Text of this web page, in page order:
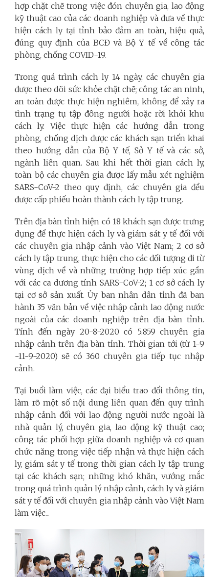
hợp chặt chẽ trong việc đón chuyên gia, lao động
kỹ thuật cao của các doanh nghiệp và đưa về thực
hiện cách ly tại tỉnh bảo đảm an toàn, hiệu quả,
đúng quy định của BCĐ và Bộ Y tế về công tác
phòng, chống COVID-19.
Trong quá trình cách ly 14 ngày, các chuyên gia
được theo dõi sức khỏe chặt chẽ; công tác an ninh,
an toàn được thực hiện nghiêm, không để xảy ra
tình trạng tụ tập đông người hoặc rời khỏi khu
cách ly. Việc thực hiện các hướng dẫn trong
phòng, chống dịch được các khách sạn triển khai
theo hướng dẫn của Bộ Y tế, Sở Y tế và các sở,
ngành liên quan. Sau khi hết thời gian cách ly,
toàn bộ các chuyên gia được lấy mẫu xét nghiệm
SARS-CoV-2 theo quy định, các chuyên gia đều
được cấp phiếu hoàn thành cách ly tập trung.
Trên địa bàn tỉnh hiện có 18 khách sạn được trưng
dụng để thực hiện cách ly và giám sát y tế đối với
các chuyên gia nhập cảnh vào Việt Nam; 2 cơ sở
cách ly tập trung, thực hiện cho các đối tượng đi từ
vùng dịch về và những trường hợp tiếp xúc gần
với các ca dương tính SARS-CoV-2; 1 cơ sở cách ly
tại cơ sở sản xuất. Ủy ban nhân dân tỉnh đã ban
hành 35 văn bản về việc nhập cảnh lao động nước
ngoài của các doanh nghiệp trên địa bàn tỉnh.
Tính đến ngày 20-8-2020 có 5.859 chuyên gia
nhập cảnh trên địa bàn tỉnh. Thời gian tới (từ 1-9
-11-9-2020) sẽ có 360 chuyên gia tiếp tục nhập
cảnh.
Tại buổi làm việc, các đại biểu trao đổi thông tin,
làm rõ một số nội dung liên quan đến quy trình
nhập cảnh đối với lao động người nước ngoài là
nhà quản lý, chuyên gia, lao động kỹ thuật cao;
công tác phối hợp giữa doanh nghiệp và cơ quan
chức năng trong việc tiếp nhận và thực hiện cách
ly, giám sát y tế trong thời gian cách ly tập trung
tại các khách sạn; những khó khăn, vướng mắc
trong quá trình quản lý nhập cảnh, cách ly và giám
sát y tế đối với chuyên gia nhập cảnh vào Việt Nam
làm việc...